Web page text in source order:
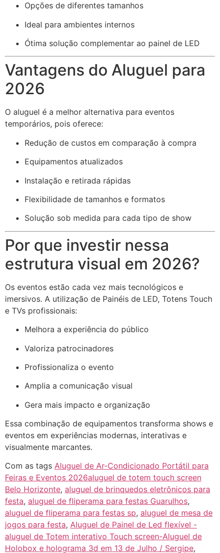
Opções de diferentes tamanhos
Ideal para ambientes internos
Ótima solução complementar ao painel de LED
Vantagens do Aluguel para
2026
O aluguel é a melhor alternativa para eventos
temporários, pois oferece:
Redução de custos em comparação à compra
Equipamentos atualizados
Instalação e retirada rápidas
Flexibilidade de tamanhos e formatos
Solução sob medida para cada tipo de show
Por que investir nessa
estrutura visual em 2026?
Os eventos estão cada vez mais tecnológicos e
imersivos. A utilização de Painéis de LED, Totens Touch
e TVs profissionais:
Melhora a experiência do público
Valoriza patrocinadores
Profissionaliza o evento
Amplia a comunicação visual
Gera mais impacto e organização
Essa combinação de equipamentos transforma shows e
eventos em experiências modernas, interativas e
visualmente marcantes.
Com as tags Aluguel de Ar-Condicionado Portátil para
Feiras e Eventos 2026aluguel de totem touch screen
Belo Horizonte, aluguel de brinquedos eletrônicos para
festa, aluguel de fliperama para festas Guarulhos,
aluguel de fliperama para festas sp, aluguel de mesa de
jogos para festa, Aluguel de Painel de Led flexível -
aluguel de Totem interativo Touch screen-Aluguel de
Holobox e holograma 3d em 13 de Julho / Sergipe,